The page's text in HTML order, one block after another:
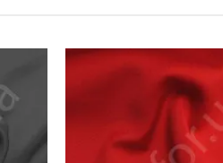
Китай